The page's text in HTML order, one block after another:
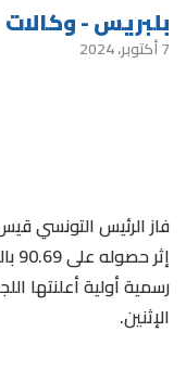
بلبريس - وكالات
7 أكتوبر، 2024
فاز الرئيس التونسي
رسمية أولية أعلنتها
الإثنين.